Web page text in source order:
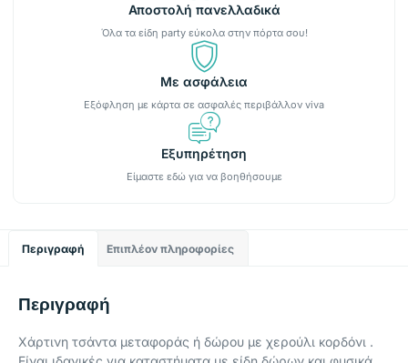
Αποστολή πανελλαδικά
Όλα τα είδη party εύκολα στην πόρτα σου!
Με ασφάλεια
Εξόφληση με κάρτα σε ασφαλές περιβάλλον viva
Εξυπηρέτηση
Είμαστε εδώ για να βοηθήσουμε
Περιγραφή Επιπλέον πληροφορίες
Περιγραφή
Χάρτινη τσάντα μεταφοράς ή δώρου με χερούλι κορδόνι .